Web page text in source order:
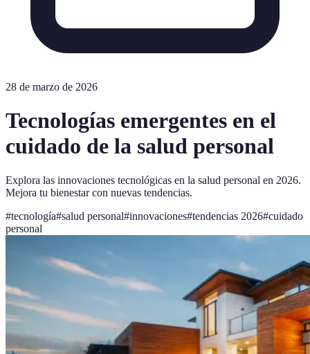
28 de marzo de 2026
Tecnologías emergentes en el
cuidado de la salud personal
Explora las innovaciones tecnológicas en la salud personal en 2026.
Mejora tu bienestar con nuevas tendencias.
#tecnología#salud personal#innovaciones#tendencias 2026#cuidado
personal